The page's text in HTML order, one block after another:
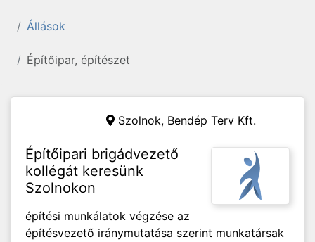
Állások
Építőipar, építészet
Szolnok, Bendép Terv Kft.
Építőipari brigádvezető
kollégát keresünk
Szolnokon
építési munkálatok végzése az
építésvezető iránymutatása szerint munkatársak